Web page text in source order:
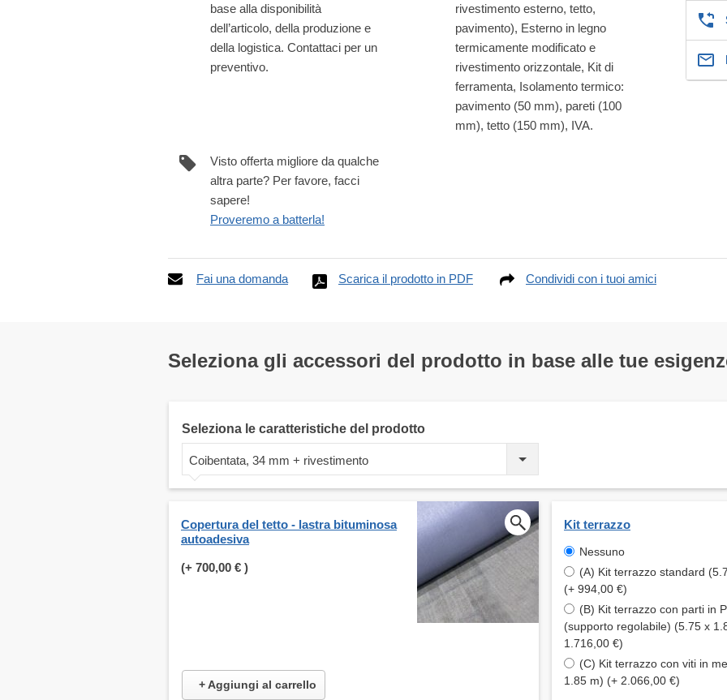
base alla disponibilità
dell’articolo, della produzione e
della logistica. Contattaci per un
preventivo.
rivestimento esterno, tetto,
pavimento), Esterno in legno
termicamente modificato e
rivestimento orizzontale, Kit di
ferramenta, Isolamento termico:
pavimento (50 mm), pareti (100
mm), tetto (150 mm), IVA.
Visto offerta migliore da qualche
altra parte? Per favore, facci
sapere!
Proveremo a batterla!
Fai una domanda Scarica il prodotto in PDF Condividi con i tuoi amici
Seleziona gli accessori del prodotto in base alle tue
Seleziona le caratteristiche del prodotto
Coibentata, 34 mm + rivestimento
Copertura del tetto - lastra bituminosa
autoadesiva
(+ 700,00 € )
+ Aggiungi al carrello
Kit terrazzo
Nessuno
(A) Kit terrazzo standard
(+ 994,00 €)
(B) Kit terrazzo con parti in
(supporto regolabile) (5.75 x
1.716,00 €)
(C) Kit terrazzo con viti in
1.85 m) (+ 2.066,00 €)